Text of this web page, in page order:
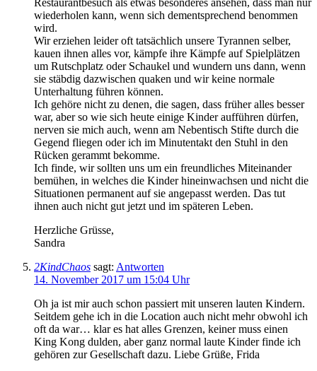
wiederholen kann, wenn sich dementsprechend benommen
wird.
Wir erziehen leider oft tatsächlich unsere Tyrannen selber,
kauen ihnen alles vor, kämpfe ihre Kämpfe auf Spielplätzen
um Rutschplatz oder Schaukel und wundern uns dann, wenn
sie stäbdig dazwischen quaken und wir keine normale
Unterhaltung führen können.
Ich gehöre nicht zu denen, die sagen, dass früher alles besser
war, aber so wie sich heute einige Kinder aufführen dürfen,
nerven sie mich auch, wenn am Nebentisch Stifte durch die
Gegend fliegen oder ich im Minutentakt den Stuhl in den
Rücken gerammt bekomme.
Ich finde, wir sollten uns um ein freundliches Miteinander
bemühen, in welches die Kinder hineinwachsen und nicht die
Situationen permanent auf sie angepasst werden. Das tut
ihnen auch nicht gut jetzt und im späteren Leben.
Herzliche Grüsse,
Sandra
2KindChaos sagt: Antworten
14. November 2017 um 15:04 Uhr
Oh ja ist mir auch schon passiert mit unseren lauten Kindern.
Seitdem gehe ich in die Location auch nicht mehr obwohl ich
oft da war… klar es hat alles Grenzen, keiner muss einen
King Kong dulden, aber ganz normal laute Kinder finde ich
gehören zur Gesellschaft dazu. Liebe Grüße, Frida